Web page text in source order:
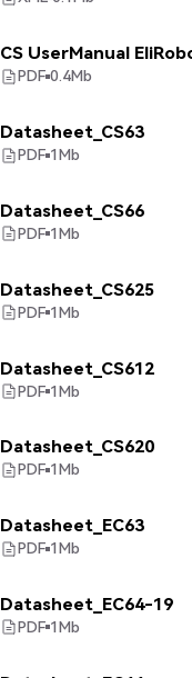
CS UserManual
PDF 0.4Mb
Datasheet_CS63
PDF 1Mb
Datasheet_CS66
PDF 1Mb
Datasheet_CS625
PDF 1Mb
Datasheet_CS612
PDF 1Mb
Datasheet_CS620
PDF 1Mb
Datasheet_EC63
PDF 1Mb
Datasheet_EC64-19
PDF 1Mb